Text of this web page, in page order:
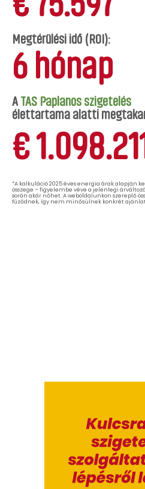
Megtérülési idő (ROI):
6 hónap
ATAS Paplanos szigetelés
élettartama alatti
€
*A kalkuláció 2025 éves energia árak alapján
összege – figyelembe véve a jelenlegi
során akár nőhet. A weboldalunkon szereplő
fűződnek, így nem minősülnek konkrét